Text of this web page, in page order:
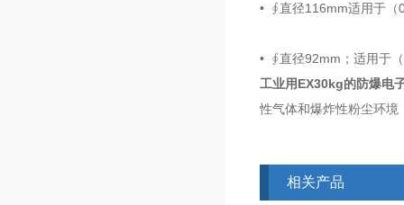
• ∮直径116mm适用于（
• ∮直径92mm；适用于
工业用EX30kg的防爆电
性气体和爆炸性粉尘环境
相关产品